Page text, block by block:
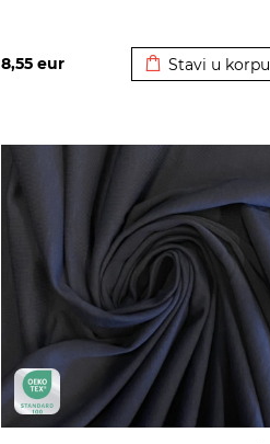
8,55 eur Stavi u korpu